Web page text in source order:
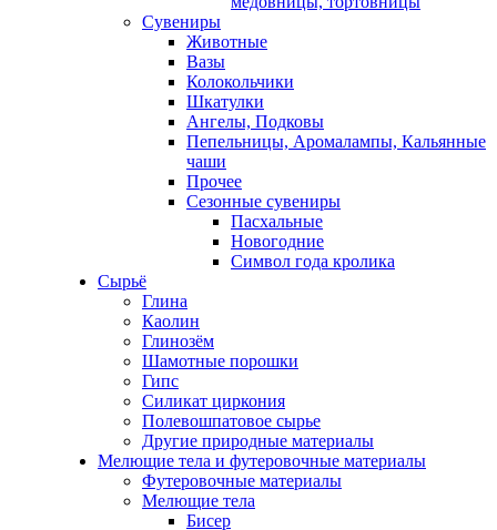
Сувениры
Животные
Вазы
Колокольчики
Шкатулки
Ангелы, Подковы
Пепельницы, Аромалампы, Кальянные
чаши
Прочее
Сезонные сувениры
Пасхальные
Новогодние
Символ года кролика
Сырьё
Глина
Каолин
Глинозём
Шамотные порошки
Гипс
Силикат циркония
Полевошпатовое сырье
Другие природные материалы
Мелющие тела и футеровочные материалы
Футеровочные материалы
Мелющие тела
Бисер